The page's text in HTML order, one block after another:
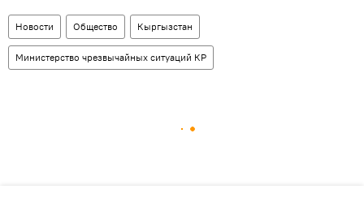
Новости Общество Кыргызстан
Министерство чрезвычайных ситуаций КР